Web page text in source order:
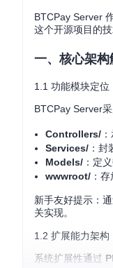
BTCPay Server
这个开源项目的
一、核心架
1.1 功能模块定位
BTCPay Server
Controllers/
Services/ ：
Models/ ：定
wwwroot/ ：
新手友好提示：
关实现。
1.2 扩展能力架
系统扩展性通过